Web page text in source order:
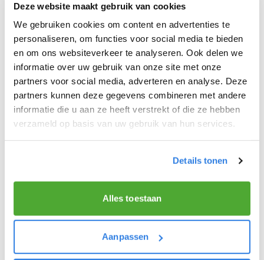
Deze website maakt gebruik van cookies
We gebruiken cookies om content en advertenties te
personaliseren, om functies voor social media te bieden
en om ons websiteverkeer te analyseren. Ook delen we
informatie over uw gebruik van onze site met onze
partners voor social media, adverteren en analyse. Deze
partners kunnen deze gegevens combineren met andere
informatie die u aan ze heeft verstrekt of die ze hebben
verzameld op basis van uw gebruik van hun services.
Details tonen
Alles toestaan
Aanpassen
we’d like to refer you to thekrantenbezorgen.nl
website. There, you can easily sign up to deliver
newspapers in Lithoijen.
We hope you can get started soon and wish you
the best of luck! 🚴‍♂️💨